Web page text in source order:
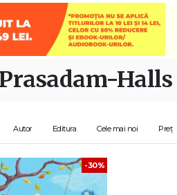
Halls
Autor Editura Cele mai noi Preț
-30%